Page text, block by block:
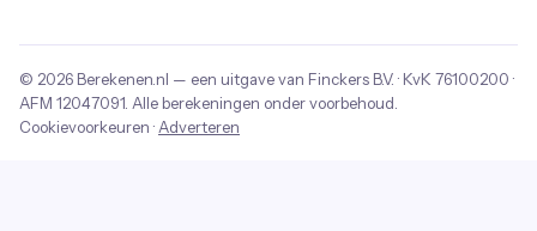
© 2026 Berekenen.nl — een uitgave van Finckers B.V. · KvK 76100200 ·
AFM 12047091 . Alle berekeningen onder voorbehoud.
Cookievoorkeuren · Adverteren